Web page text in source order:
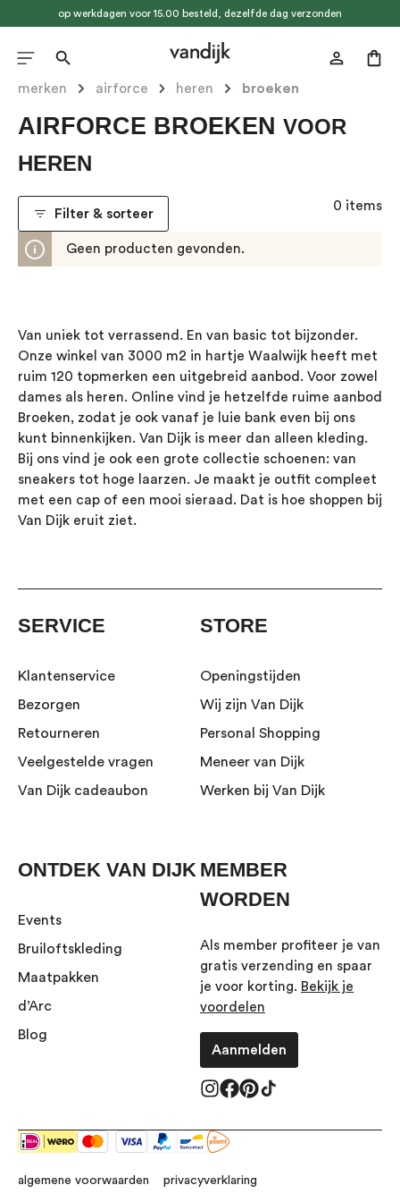
op werkdagen voor 15.00 besteld, dezelfde dag verzonden
merken airforce heren broeken
AIRFORCE BROEKEN VOOR
HEREN
Filter & sorteer
0 items
Geen producten gevonden.
Van uniek tot verrassend. En van basic tot bijzonder.
Onze winkel van 3000 m2 in hartje Waalwijk heeft met
ruim 120 topmerken een uitgebreid aanbod. Voor zowel
dames als heren. Online vind je hetzelfde ruime aanbod
Broeken, zodat je ook vanaf je luie bank even bij ons
kunt binnenkijken. Van Dijk is meer dan alleen kleding.
Bij ons vind je ook een grote collectie schoenen: van
sneakers tot hoge laarzen. Je maakt je outfit compleet
met een cap of een mooi sieraad. Dat is hoe shoppen bij
Van Dijk eruit ziet.
SERVICE
Klantenservice
Bezorgen
Retourneren
Veelgestelde vragen
Van Dijk cadeaubon
STORE
Openingstijden
Wij zijn Van Dijk
Personal Shopping
Meneer van Dijk
Werken bij Van Dijk
ONTDEK VAN DIJK
Events
Bruiloftskleding
Maatpakken
d’Arc
Blog
MEMBER
WORDEN
Als member profiteer je van
gratis verzending en spaar
je voor korting. Bekijk je
voordelen
Aanmelden
algemene voorwaarden privacyverklaring